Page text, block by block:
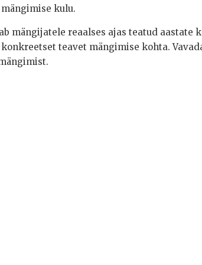
kulu.
reaalses ajas teatud aastate
teavet mängimise kohta.